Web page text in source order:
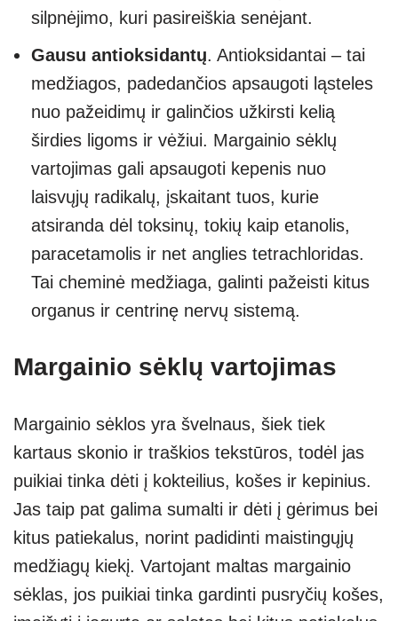
silpnėjimo, kuri pasireiškia senėjant.
Gausu antioksidantų. Antioksidantai – tai
medžiagos, padedančios apsaugoti ląsteles
nuo pažeidimų ir galinčios užkirsti kelią
širdies ligoms ir vėžiui. Margainio sėklų
vartojimas gali apsaugoti kepenis nuo
laisvųjų radikalų, įskaitant tuos, kurie
atsiranda dėl toksinų, tokių kaip etanolis,
paracetamolis ir net anglies tetrachloridas.
Tai cheminė medžiaga, galinti pažeisti kitus
organus ir centrinę nervų sistemą.
Margainio sėklų vartojimas
Margainio sėklos yra švelnaus, šiek tiek
kartaus skonio ir traškios tekstūros, todėl jas
puikiai tinka dėti į kokteilius, košes ir kepinius.
Jas taip pat galima sumalti ir dėti į gėrimus bei
kitus patiekalus, norint padidinti maistingųjų
medžiagų kiekį. Vartojant maltas margainio
sėklas, jos puikiai tinka gardinti pusryčių košes,